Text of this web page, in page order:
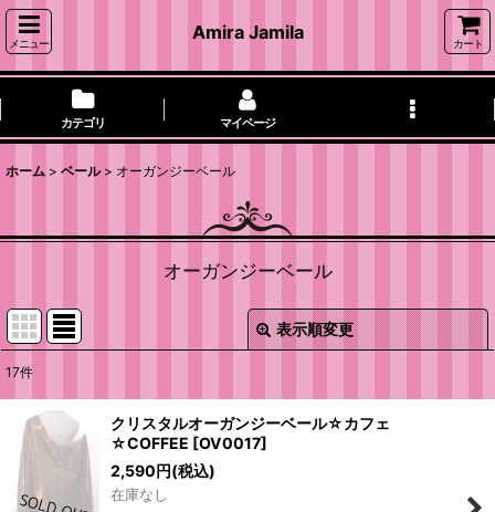
メニュー
Amira Jamila
カート
カテゴリ マイページ
ホーム > ベール > オーガンジーベール
オーガンジーベール
表示順変更
並び順
閉じる
17件
クリスタルオーガンジーベール☆カフェ
☆COFFEE [OV0017]
2,590円(税込)
在庫なし